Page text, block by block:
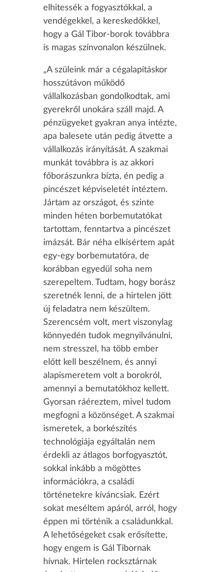
elhitessék a fogyasztókkal, a
vendégekkel, a kereskedőkkel,
hogy a Gál Tibor-borok továbbra
is magas színvonalon készülnek.
„A szüleink már a cégalapításkor
hosszútávon működő
vállalkozásban gondolkodtak, ami
gyerekről unokára száll majd. A
pénzügyeket gyakran anya intézte,
apa balesete után pedig átvette a
vállalkozás irányítását. A szakmai
munkát továbbra is az akkori
főborászunkra bízta, én pedig a
pincészet képviseletét intéztem.
Jártam az országot, és szinte
minden héten borbemutatókat
tartottam, fenntartva a pincészet
imázsát. Bár néha elkísértem apát
egy-egy borbemutatóra, de
korábban egyedül soha nem
szerepeltem. Tudtam, hogy borász
szeretnék lenni, de a hirtelen jött
új feladatra nem készültem.
Szerencsém volt, mert viszonylag
könnyedén tudok megnyilvánulni,
nem stresszel, ha több ember
előtt kell beszélnem, és annyi
alapismeretem volt a borokról,
amennyi a bemutatókhoz kellett.
Gyorsan ráéreztem, mivel tudom
megfogni a közönséget. A szakmai
ismeretek, a borkészítés
technológiája egyáltalán nem
érdekli az átlagos borfogyasztót,
sokkal inkább a mögöttes
információkra, a családi
történetekre kíváncsiak. Ezért
sokat meséltem apáról, arról, hogy
éppen mi történik a családunkkal.
A lehetőségeket csak erősítette,
hogy engem is Gál Tibornak
hívnak. Hirtelen rocksztárnak